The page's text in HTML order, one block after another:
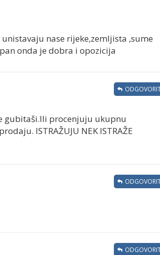
nase rijeke,zemljista ,sume
onda je dobra i opozicija
gubitaši.Ili procenjuju ukupnu
ISTRAŽUJU NEK ISTRAŽE